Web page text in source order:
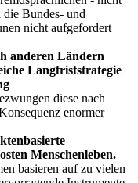
Bundes- und
nicht aufgefordert
anderen Ländern
Langfriststrategie
diese nach
enormer
Menschenleben.
basieren auf zu vielen